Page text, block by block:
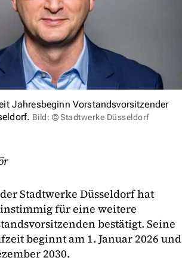
Jahresbeginn Vorstandsvorsitzender
Bild: © Stadtwerke Düsseldorf
Stadtwerke Düsseldorf hat
für eine weitere
bestätigt. Seine
beginnt am 1. Januar 2026 und
2030.